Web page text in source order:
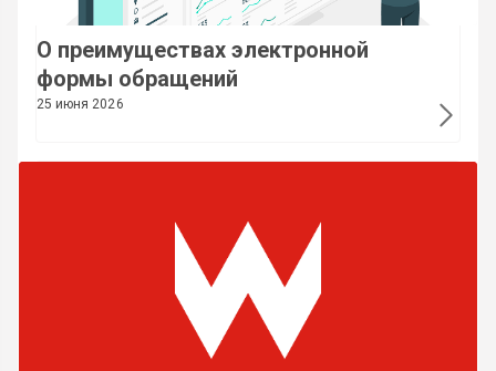
О преимуществах электронной
формы обращений
25 июня 2026